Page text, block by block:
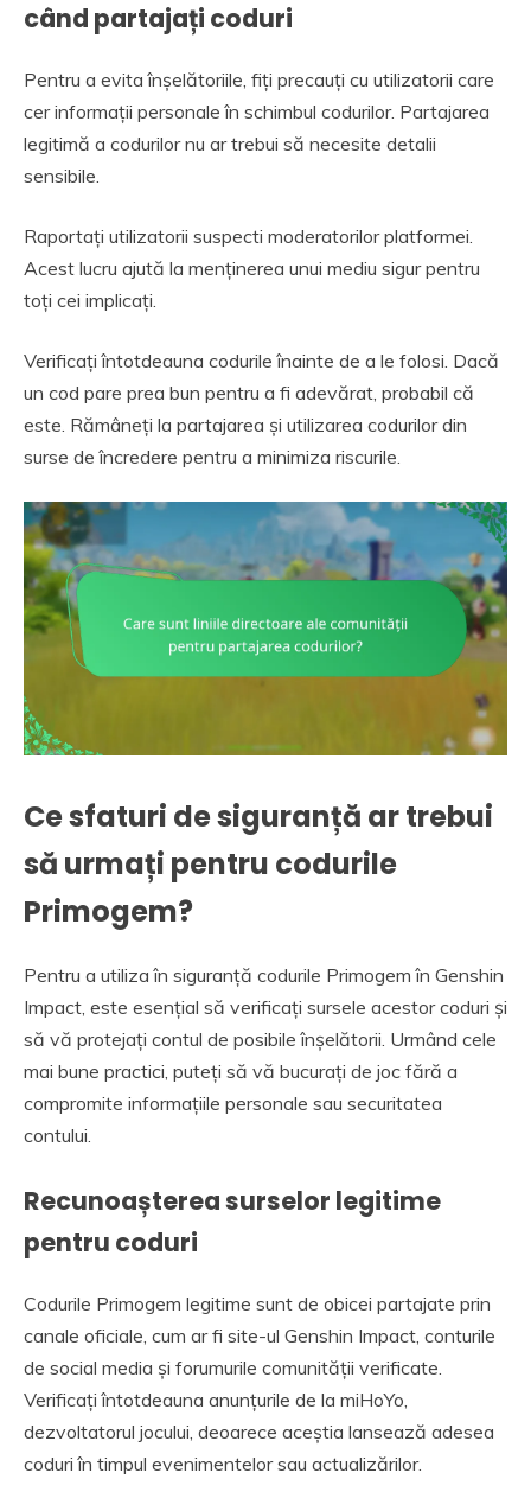
când partajați coduri
Pentru a evita înșelătoriile, fiți precauți cu utilizatorii care
cer informații personale în schimbul codurilor. Partajarea
legitimă a codurilor nu ar trebui să necesite detalii
sensibile.
Raportați utilizatorii suspecti moderatorilor platformei.
Acest lucru ajută la menținerea unui mediu sigur pentru
toți cei implicați.
Verificați întotdeauna codurile înainte de a le folosi. Dacă
un cod pare prea bun pentru a fi adevărat, probabil că
este. Rămâneți la partajarea și utilizarea codurilor din
surse de încredere pentru a minimiza riscurile.
Ce sfaturi de siguranță ar trebui
să urmați pentru codurile
Primogem?
Pentru a utiliza în siguranță codurile Primogem în Genshin
Impact, este esențial să verificați sursele acestor coduri și
să vă protejați contul de posibile înșelătorii. Urmând cele
mai bune practici, puteți să vă bucurați de joc fără a
compromite informațiile personale sau securitatea
contului.
Recunoașterea surselor legitime
pentru coduri
Codurile Primogem legitime sunt de obicei partajate prin
canale oficiale, cum ar fi site-ul Genshin Impact, conturile
de social media și forumurile comunității verificate.
Verificați întotdeauna anunțurile de la miHoYo,
dezvoltatorul jocului, deoarece aceștia lansează adesea
coduri în timpul evenimentelor sau actualizărilor.